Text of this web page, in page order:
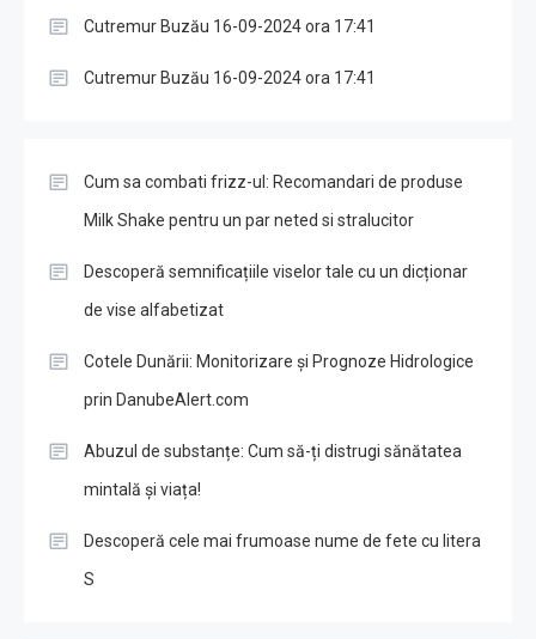
Cutremur Buzău 16-09-2024 ora 17:41
Cutremur Buzău 16-09-2024 ora 17:41
Cum sa combati frizz-ul: Recomandari de produse
Milk Shake pentru un par neted si stralucitor
Descoperă semnificațiile viselor tale cu un dicționar
de vise alfabetizat
Cotele Dunării: Monitorizare și Prognoze Hidrologice
prin DanubeAlert.com
Abuzul de substanțe: Cum să-ți distrugi sănătatea
mintală și viața!
Descoperă cele mai frumoase nume de fete cu litera
S